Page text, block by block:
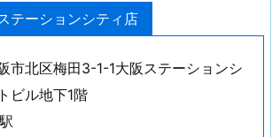
テーションシティ店
市北区梅田3-1-1大阪ステーションシ
ビル地下1階